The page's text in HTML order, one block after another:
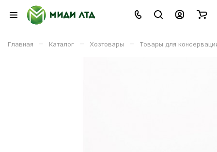
Главная – Каталог – Хозтовары – Товары для